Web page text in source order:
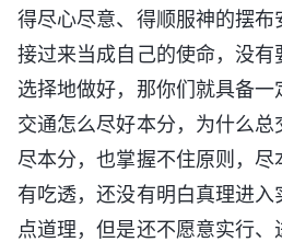
得尽心尽意、得顺服神的摆
接过来当成自己的使命，没
选择地做好，那你们就具备
交通怎么尽好本分，为什么
尽本分，也掌握不住原则，
有吃透，还没有明白真理进
点道理，但是还不愿意实行、